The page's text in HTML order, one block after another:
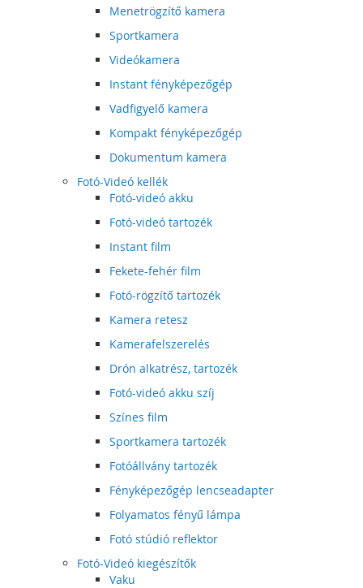
Menetrögzítő kamera
Sportkamera
Videókamera
Instant fényképezőgép
Vadfigyelő kamera
Kompakt fényképezőgép
Dokumentum kamera
Fotó-Videó kellék
Fotó-videó akku
Fotó-videó tartozék
Instant film
Fekete-fehér film
Fotó-rögzítő tartozék
Kamera retesz
Kamerafelszerelés
Drón alkatrész, tartozék
Fotó-videó akku szíj
Színes film
Sportkamera tartozék
Fotóállvány tartozék
Fényképezőgép lencseadapter
Folyamatos fényű lámpa
Fotó stúdió reflektor
Fotó-Videó kiegészítők
Vaku